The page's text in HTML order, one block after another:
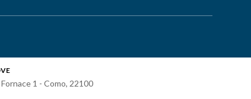
1 - Como, 22100